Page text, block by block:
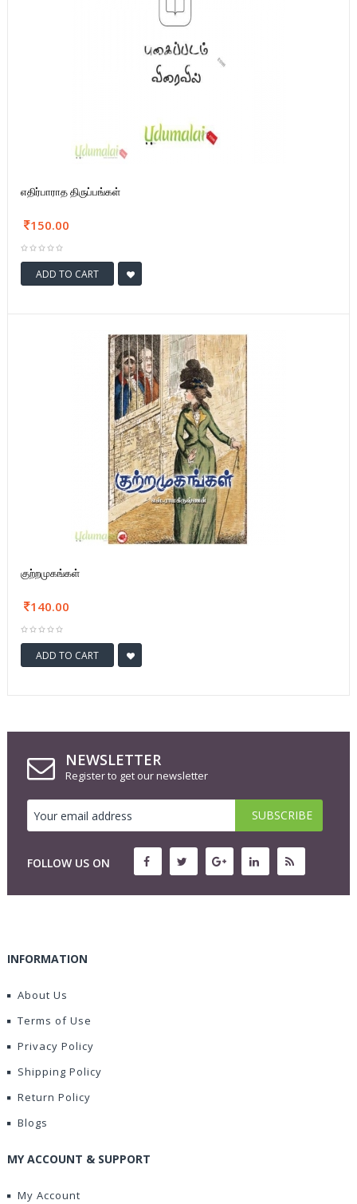
எதிர்பாராத திருப்பங்கள்
150.00
ADD TO CART
குற்றமுகங்கள்
140.00
ADD TO CART
NEWSLETTER
Register to get our newsletter
FOLLOW US ON
INFORMATION
About Us
Terms of Use
Privacy Policy
Shipping Policy
Return Policy
Blogs
MY ACCOUNT & SUPPORT
My Account